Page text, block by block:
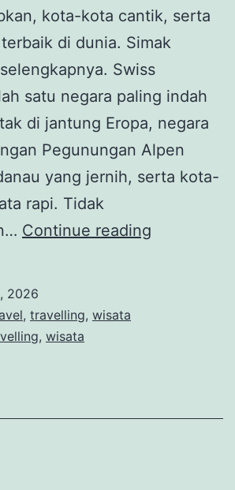
kota-kota cantik, serta
di dunia. Simak
Swiss
satu negara paling indah
di jantung Eropa, negara
Pegunungan Alpen
yang jernih, serta kota-
rapi. Tidak
Continue reading
2026
, travelling, wisata
, wisata